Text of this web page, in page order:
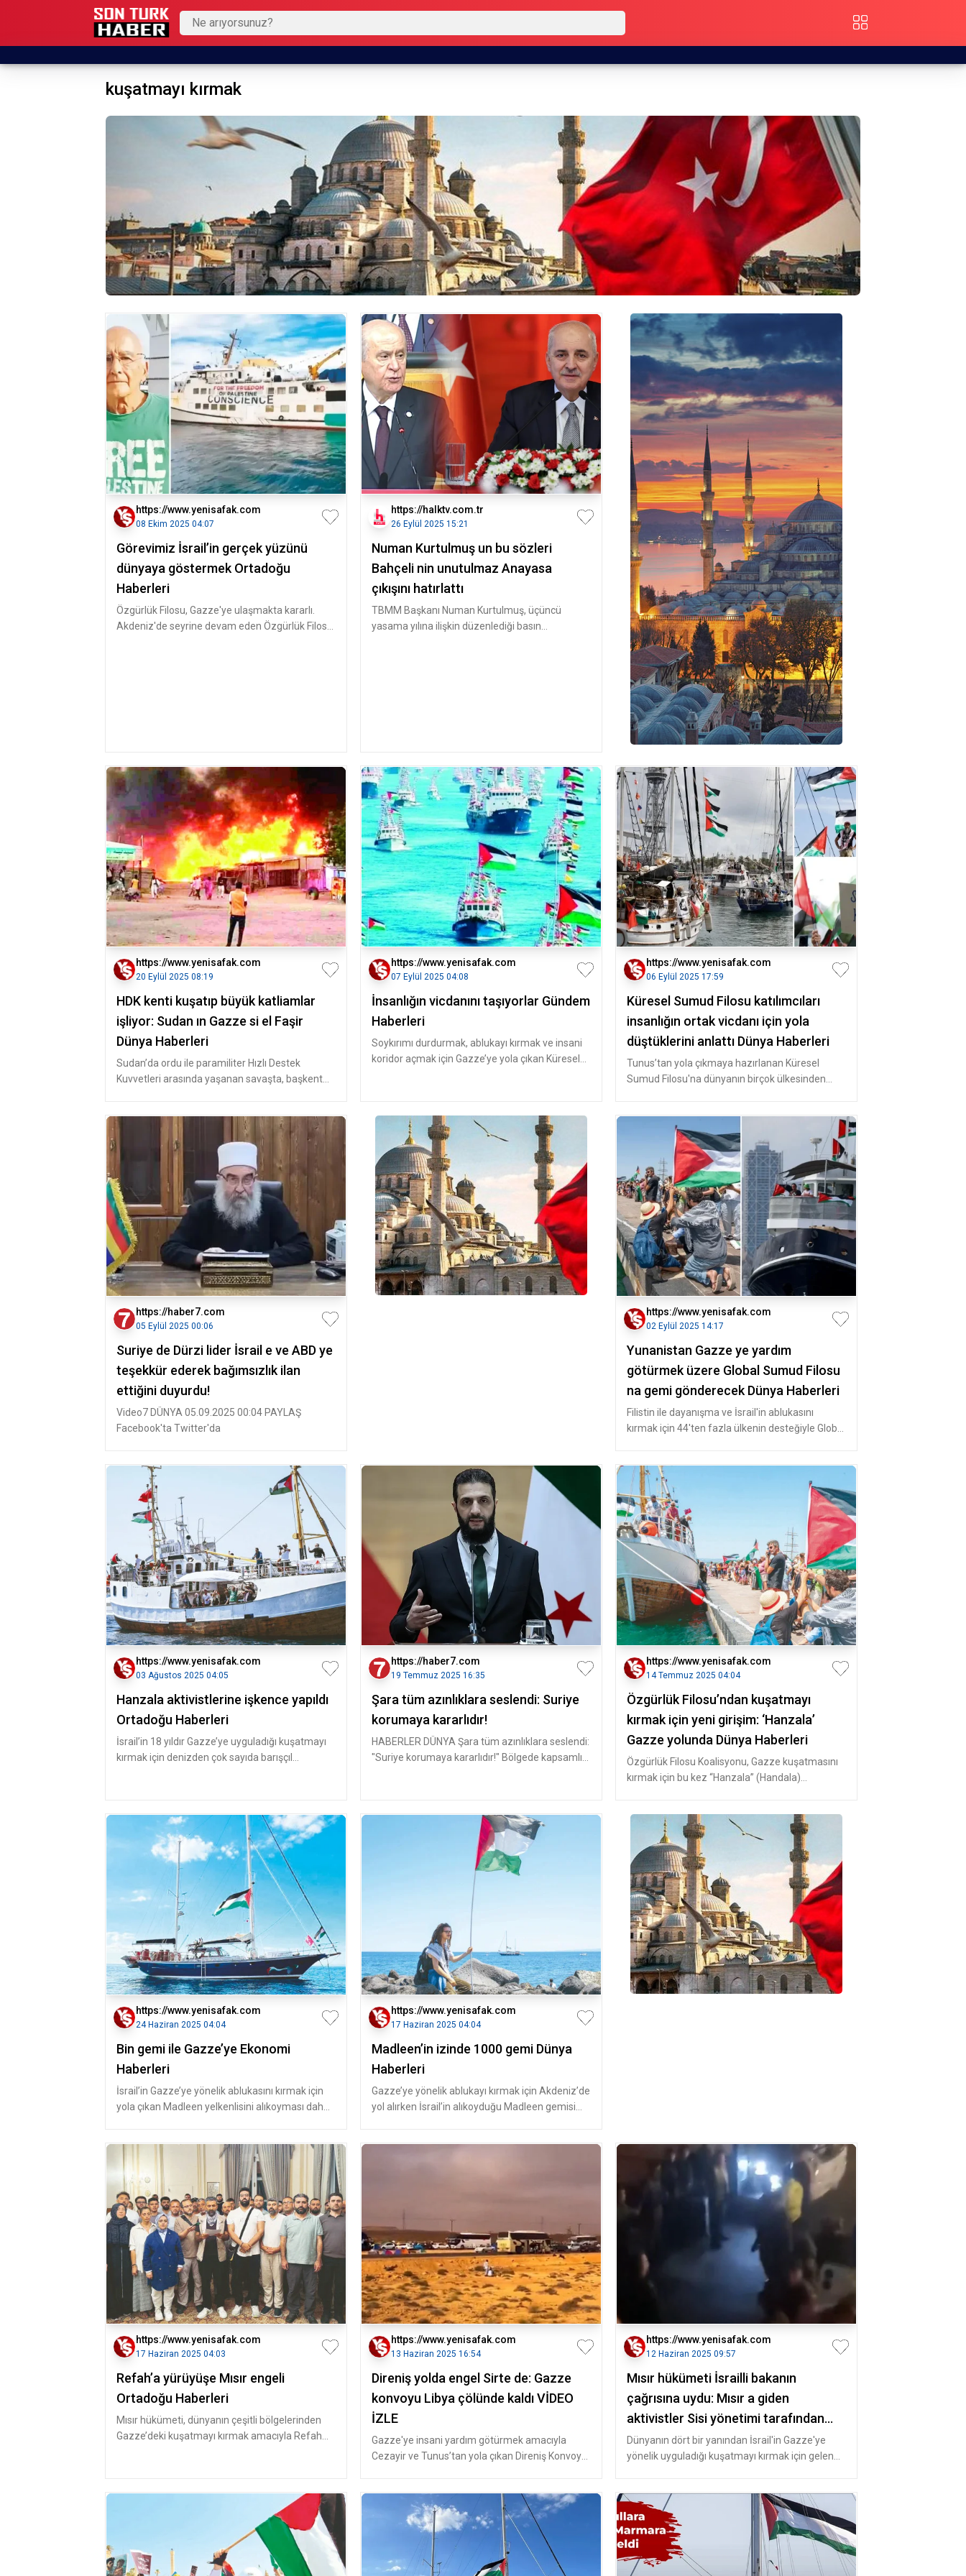
kuşatmayı kırmak
https://www.yenisafak.com
08 Ekim 2025 04:07
Görevimiz İsrail’in gerçek yüzünü
dünyaya göstermek Ortadoğu
Haberleri
Özgürlük Filosu, Gazze'ye ulaşmakta kararlı.
Akdeniz'de seyrine devam eden Özgürlük Filosu
https://halktv.com.tr
26 Eylül 2025 15:21
Numan Kurtulmuş un bu sözleri
Bahçeli nin unutulmaz Anayasa
çıkışını hatırlattı
TBMM Başkanı Numan Kurtulmuş, üçüncü
yasama yılına ilişkin düzenlediği basın
https://www.yenisafak.com
20 Eylül 2025 08:19
HDK kenti kuşatıp büyük katliamlar
işliyor: Sudan ın Gazze si el Faşir
Dünya Haberleri
Sudan’da ordu ile paramiliter Hızlı Destek
Kuvvetleri arasında yaşanan savaşta, başkent
https://www.yenisafak.com
07 Eylül 2025 04:08
İnsanlığın vicdanını taşıyorlar Gündem
Haberleri
Soykırımı durdurmak, ablukayı kırmak ve insani
koridor açmak için Gazze’ye yola çıkan Küresel
https://www.yenisafak.com
06 Eylül 2025 17:59
Küresel Sumud Filosu katılımcıları
insanlığın ortak vicdanı için yola
düştüklerini anlattı Dünya Haberleri
Tunus’tan yola çıkmaya hazırlanan Küresel
Sumud Filosu'na dünyanın birçok ülkesinden
https://haber7.com
05 Eylül 2025 00:06
Suriye de Dürzi lider İsrail e ve ABD ye
teşekkür ederek bağımsızlık ilan
ettiğini duyurdu!
Video7 DÜNYA 05.09.2025 00:04 PAYLAŞ
Facebook'ta Twitter'da
https://www.yenisafak.com
02 Eylül 2025 14:17
Yunanistan Gazze ye yardım
götürmek üzere Global Sumud Filosu
na gemi gönderecek Dünya Haberleri
Filistin ile dayanışma ve İsrail'in ablukasını
kırmak için 44'ten fazla ülkenin desteğiyle Global
https://www.yenisafak.com
03 Ağustos 2025 04:05
Hanzala aktivistlerine işkence yapıldı
Ortadoğu Haberleri
İsrail’in 18 yıldır Gazze’ye uyguladığı kuşatmayı
kırmak için denizden çok sayıda barışçıl
https://haber7.com
19 Temmuz 2025 16:35
Şara tüm azınlıklara seslendi: Suriye
korumaya kararlıdır!
HABERLER DÜNYA Şara tüm azınlıklara seslendi:
"Suriye korumaya kararlıdır!" Bölgede kapsamlı
https://www.yenisafak.com
14 Temmuz 2025 04:04
Özgürlük Filosu’ndan kuşatmayı
kırmak için yeni girişim: ‘Hanzala’
Gazze yolunda Dünya Haberleri
Özgürlük Filosu Koalisyonu, Gazze kuşatmasını
kırmak için bu kez “Hanzala” (Handala)
https://www.yenisafak.com
24 Haziran 2025 04:04
Bin gemi ile Gazze’ye Ekonomi
Haberleri
İsrail’in Gazze’ye yönelik ablukasını kırmak için
yola çıkan Madleen yelkenlisini alıkoyması daha
https://www.yenisafak.com
17 Haziran 2025 04:04
Madleen’in izinde 1000 gemi Dünya
Haberleri
Gazze’ye yönelik ablukayı kırmak için Akdeniz’de
yol alırken İsrail’in alıkoyduğu Madleen gemisi
https://www.yenisafak.com
17 Haziran 2025 04:03
Refah’a yürüyüşe Mısır engeli
Ortadoğu Haberleri
Mısır hükümeti, dünyanın çeşitli bölgelerinden
Gazze’deki kuşatmayı kırmak amacıyla Refah
https://www.yenisafak.com
13 Haziran 2025 16:54
Direniş yolda engel Sirte de: Gazze
konvoyu Libya çölünde kaldı VİDEO
İZLE
Gazze'ye insani yardım götürmek amacıyla
Cezayir ve Tunus’tan yola çıkan Direniş Konvoyu,
https://www.yenisafak.com
12 Haziran 2025 09:57
Mısır hükümeti İsrailli bakanın
çağrısına uydu: Mısır a giden
aktivistler Sisi yönetimi tarafından
alıkonuldu VİDEO İZLE
Dünyanın dört bir yanından İsrail'in Gazze'ye
yönelik uyguladığı kuşatmayı kırmak için gelen